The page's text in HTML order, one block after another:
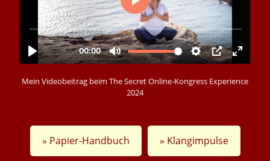
Mein Videobeitrag beim The Secret Online-Kongress Experience
2024
» Papier-Handbuch » Klangimpulse